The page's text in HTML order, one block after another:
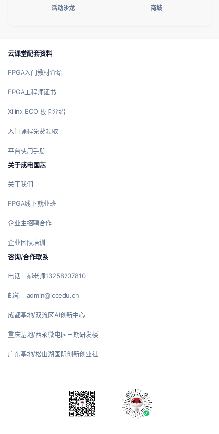
活动沙龙 商城
云课堂配套资料
FPGA入门教材介绍
FPGA工程师证书
Xilinx ECO 板卡介绍
入门课程免费领取
平台使用手册
关于成电国芯
关于我们
FPGA线下就业班
企业主招聘合作
企业团队培训
咨询/合作联系
电话：郝老师13258207810
邮箱：admin@iccedu.cn
成都基地/双流区AI创新中心
重庆基地/西永微电园三期研发楼
广东基地/松山湖国际创新创业社